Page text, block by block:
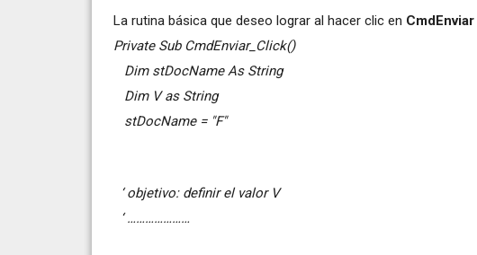
La rutina básica que deseo lograr al hacer clic en CmdEnviar
Private Sub CmdEnviar_Click()
Dim stDocName As String
Dim V as String
stDocName = "F"
‘ objetivo: definir el valor V
‘ …………………